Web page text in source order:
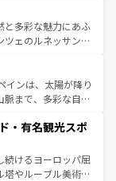
と多彩な魅力にあふ
ツェのルネッサンス
マルフィ海岸の絶
の合間には、本場の
を堪能することも
旅をしてみよう！
インは、太陽が降り
まで、多彩な自然
メンコ、熱気あふ
の一部となってい
気や、バルセロナの
ローマ遺跡や中世
・有名観光スポ
続けるヨーロッパ屈
やルーブル美術館